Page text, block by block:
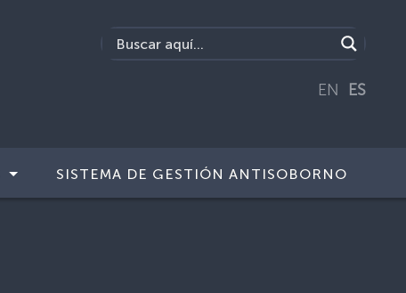
EN ES
SISTEMA DE GESTIÓN ANTISOBORNO